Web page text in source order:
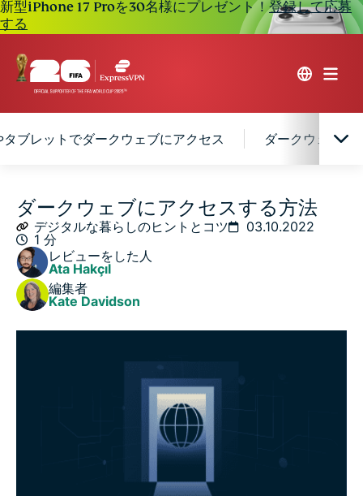
新型iPhone 17 Proを30名様にプレゼント！登録して応募
する
ブレットでダークウェブにアクセス ダークウェブ内
サーフェスウェブ vs ディープウェブ vs ダークウェブ
デスクトップやノートPCでダークウェブにアクセス
スマホやタブレットでダークウェブにアクセス
セキュリティ強化のためにVPNとTorを一緒に使う
よくある質問：ダークウェブへのアクセス
ダークウェブにアクセスする方法
デジタルな暮らしのヒントとコツ
03.10.2022
1 分
レビューをした人
Ata Hakçıl
編集者
Kate Davidson